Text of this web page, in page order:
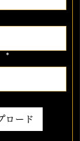
*
ロード